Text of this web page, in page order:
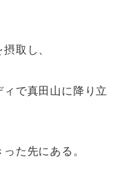
取し、
で真田山に降り立
た先にある。